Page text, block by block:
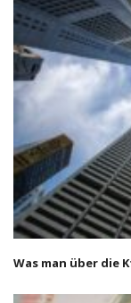
Was man über die